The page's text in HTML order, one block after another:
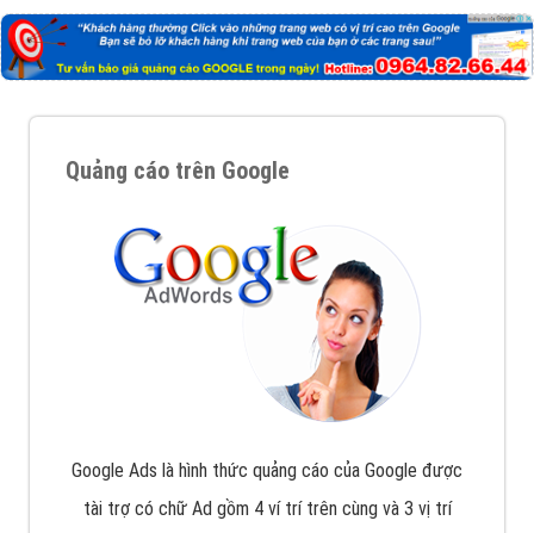
Quảng cáo trên Google
Google Ads là hình thức quảng cáo của Google được
tài trợ có chữ Ad gồm 4 ví trí trên cùng và 3 vị trí